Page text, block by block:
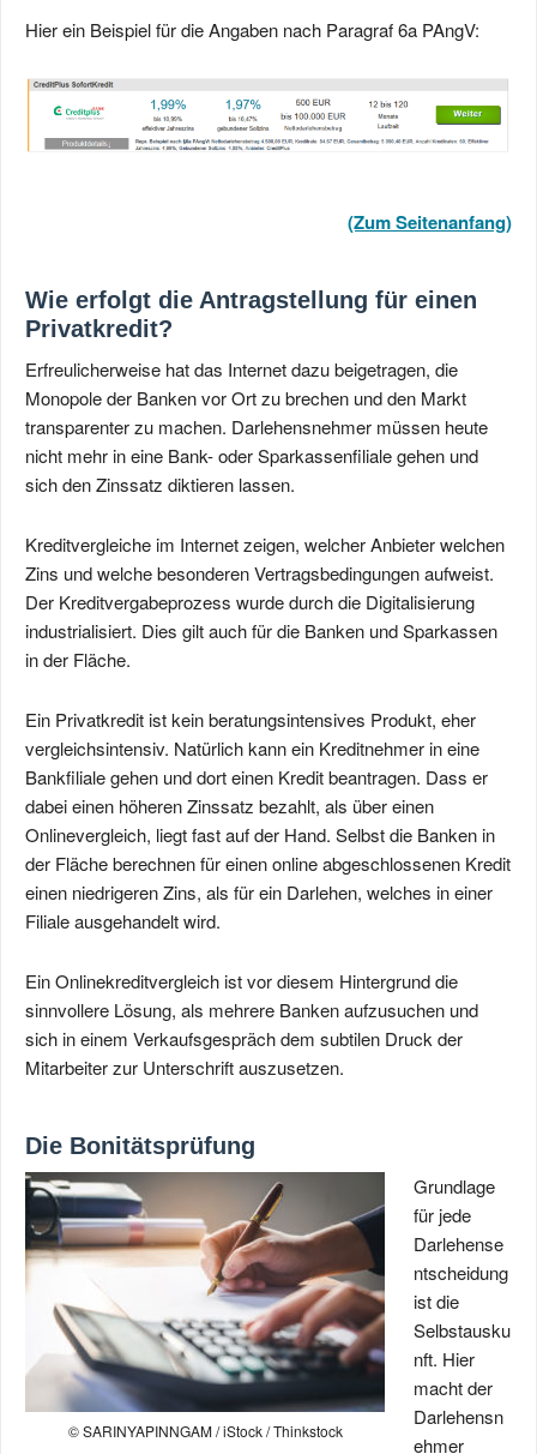
Hier ein Beispiel für die Angaben nach Paragraf 6a PAngV:
(Zum Seitenanfang)
Wie erfolgt die Antragstellung für einen
Privatkredit?
Erfreulicherweise hat das Internet dazu beigetragen, die
Monopole der Banken vor Ort zu brechen und den Markt
transparenter zu machen. Darlehensnehmer müssen heute
nicht mehr in eine Bank- oder Sparkassenfiliale gehen und
sich den Zinssatz diktieren lassen.
Kreditvergleiche im Internet zeigen, welcher Anbieter welchen
Zins und welche besonderen Vertragsbedingungen aufweist.
Der Kreditvergabeprozess wurde durch die Digitalisierung
industrialisiert. Dies gilt auch für die Banken und Sparkassen
in der Fläche.
Ein Privatkredit ist kein beratungsintensives Produkt, eher
vergleichsintensiv. Natürlich kann ein Kreditnehmer in eine
Bankfiliale gehen und dort einen Kredit beantragen. Dass er
dabei einen höheren Zinssatz bezahlt, als über einen
Onlinevergleich, liegt fast auf der Hand. Selbst die Banken in
der Fläche berechnen für einen online abgeschlossenen Kredit
einen niedrigeren Zins, als für ein Darlehen, welches in einer
Filiale ausgehandelt wird.
Ein Onlinekreditvergleich ist vor diesem Hintergrund die
sinnvollere Lösung, als mehrere Banken aufzusuchen und
sich in einem Verkaufsgespräch dem subtilen Druck der
Mitarbeiter zur Unterschrift auszusetzen.
Die Bonitätsprüfung
© SARINYAPINNGAM / iStock / Thinkstock
Grundlage
für jede
Darlehense
ntscheidung
ist die
Selbstausku
nft. Hier
macht der
Darlehensn
ehmer